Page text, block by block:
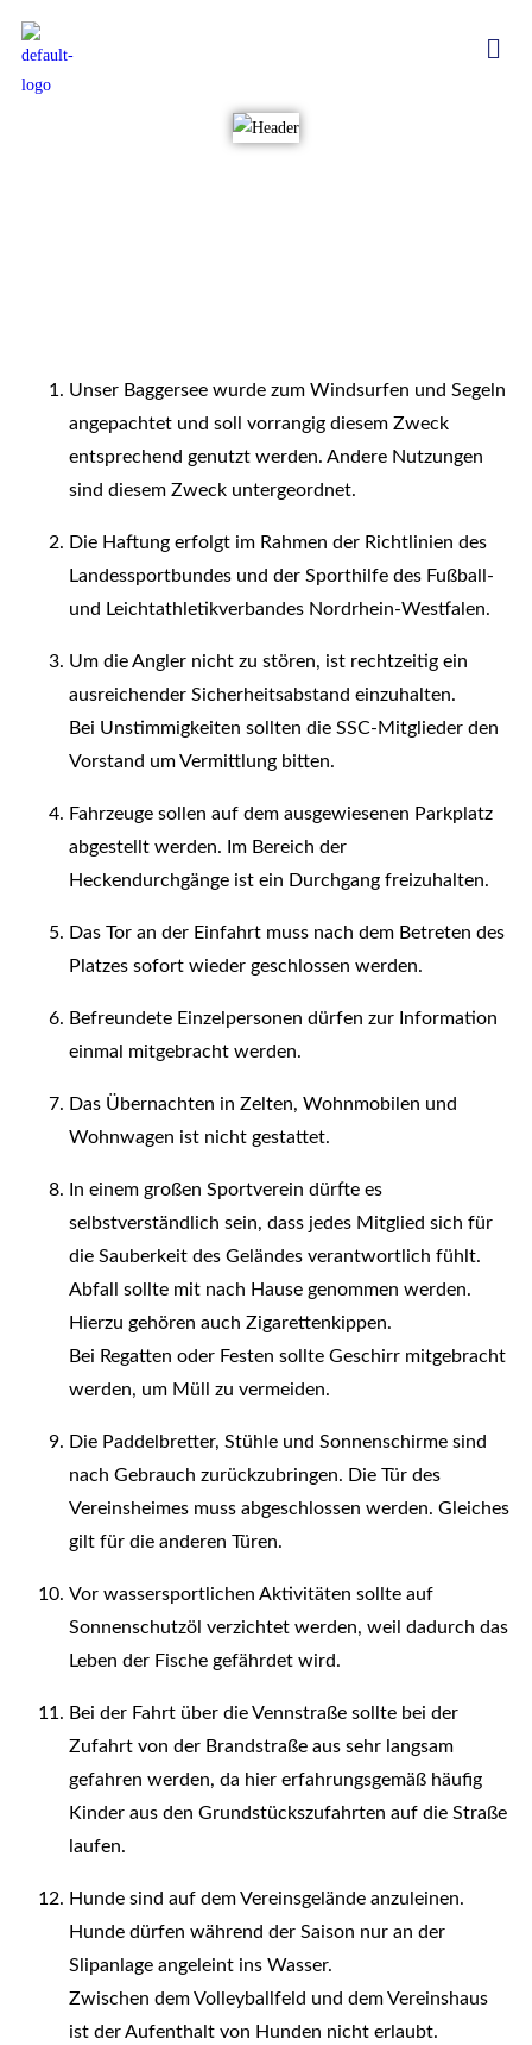
Unser Baggersee wurde zum Windsurfen und Segeln
angepachtet und soll vorrangig diesem Zweck
entsprechend genutzt werden. Andere Nutzungen
sind diesem Zweck untergeordnet.
Die Haftung erfolgt im Rahmen der Richtlinien des
Landessportbundes und der Sporthilfe des Fußball-
und Leichtathletikverbandes Nordrhein-Westfalen.
Um die Angler nicht zu stören, ist rechtzeitig ein
ausreichender Sicherheitsabstand einzuhalten.
Bei Unstimmigkeiten sollten die SSC-Mitglieder den
Vorstand um Vermittlung bitten.
Fahrzeuge sollen auf dem ausgewiesenen Parkplatz
abgestellt werden. Im Bereich der
Heckendurchgänge ist ein Durchgang freizuhalten.
Das Tor an der Einfahrt muss nach dem Betreten des
Platzes sofort wieder geschlossen werden.
Befreundete Einzelpersonen dürfen zur Information
einmal mitgebracht werden.
Das Übernachten in Zelten, Wohnmobilen und
Wohnwagen ist nicht gestattet.
In einem großen Sportverein dürfte es
selbstverständlich sein, dass jedes Mitglied sich für
die Sauberkeit des Geländes verantwortlich fühlt.
Abfall sollte mit nach Hause genommen werden.
Hierzu gehören auch Zigarettenkippen.
Bei Regatten oder Festen sollte Geschirr mitgebracht
werden, um Müll zu vermeiden.
Die Paddelbretter, Stühle und Sonnenschirme sind
nach Gebrauch zurückzubringen. Die Tür des
Vereinsheimes muss abgeschlossen werden. Gleiches
gilt für die anderen Türen.
Vor wassersportlichen Aktivitäten sollte auf
Sonnenschutzöl verzichtet werden, weil dadurch das
Leben der Fische gefährdet wird.
Bei der Fahrt über die Vennstraße sollte bei der
Zufahrt von der Brandstraße aus sehr langsam
gefahren werden, da hier erfahrungsgemäß häufig
Kinder aus den Grundstückszufahrten auf die Straße
laufen.
Hunde sind auf dem Vereinsgelände anzuleinen.
Hunde dürfen während der Saison nur an der
Slipanlage angeleint ins Wasser.
Zwischen dem Volleyballfeld und dem Vereinshaus
ist der Aufenthalt von Hunden nicht erlaubt.